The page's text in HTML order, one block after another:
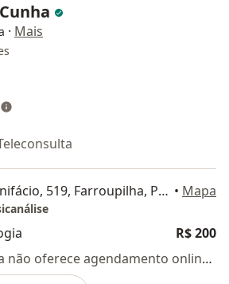
· Mais
Avenida José Bonifácio, 519, Farroupilha, Porto Alegre, Rio Grande do Sul, Brasil, Porto Alegre • Mapa
R$ 200
Esse especialista não oferece agendamento online para esse endereço.